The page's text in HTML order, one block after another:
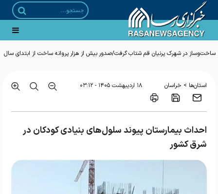
ساخت‌وساز در شهرک پرنیان قم شتاب گرفت/صدور بیش از هزار پروانه ساخت از ابتدای سال
استان‌ها > خراسان ۱۸ ارديبهشت ۱۴۰۵ - ۰۳:۱۲
احداث بیمارستان پیوند سلول‌های بنیادی کودکان در
شرق کشور